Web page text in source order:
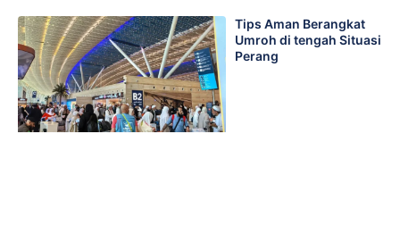
Tips Aman Berangkat
Umroh di tengah Situasi
Perang